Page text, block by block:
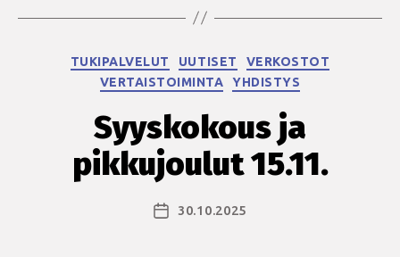
tulevaan”
Kategoriat
TUKIPALVELUT UUTISET
VERKOSTOT
VERTAISTOIMINTA
YHDISTYS
Syyskokous ja
pikkujoulut 15.11.
Julkaisupäivämäärä
30.10.2025